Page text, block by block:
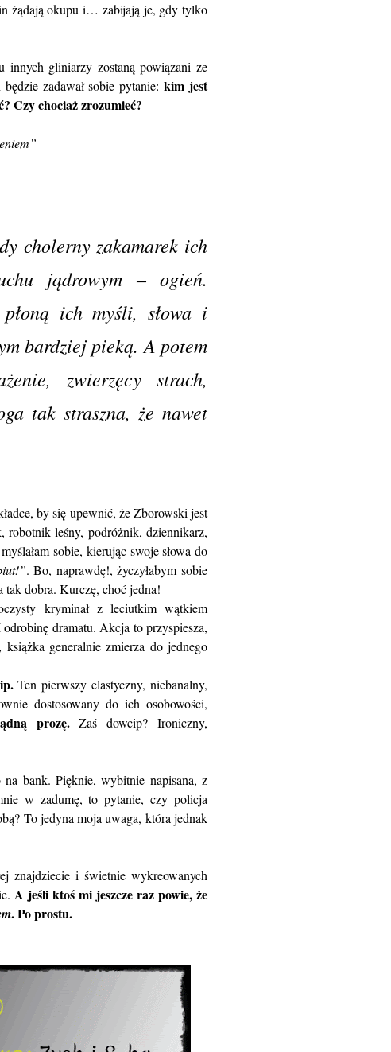
żądają okupu i… zabijają je, gdy tylko
innych gliniarzy zostaną powiązani ze
zadawał sobie pytanie:kim jest
Czy chociaż zrozumieć?
cholerny zakamarek ich
jądrowym – ogień.
ich myśli, słowa i
bardziej pieką. A potem
zwierzęcy strach,
tak straszna, że nawet
by się upewnić, że Zborowski jest
robotnik leśny, podróżnik, dziennikarz,
sobie, kierując swoje słowa do
. Bo, naprawdę!, życzyłabym sobie
tak dobra. Kurczę, choć jedna!
kryminał z leciutkim wątkiem
dramatu. Akcja to przyspiesza,
generalnie zmierza do jednego
Ten pierwszy elastyczny, niebanalny,
dostosowany do ich osobowości,
prozę.Zaś dowcip? Ironiczny,
bank. Pięknie, wybitnie napisana, z
w zadumę, to pytanie, czy policja
To jedyna moja uwaga, która jednak
znajdziecie i świetnie wykreowanych
A jeśli ktoś mi jeszcze raz powie, że
. Po prostu.